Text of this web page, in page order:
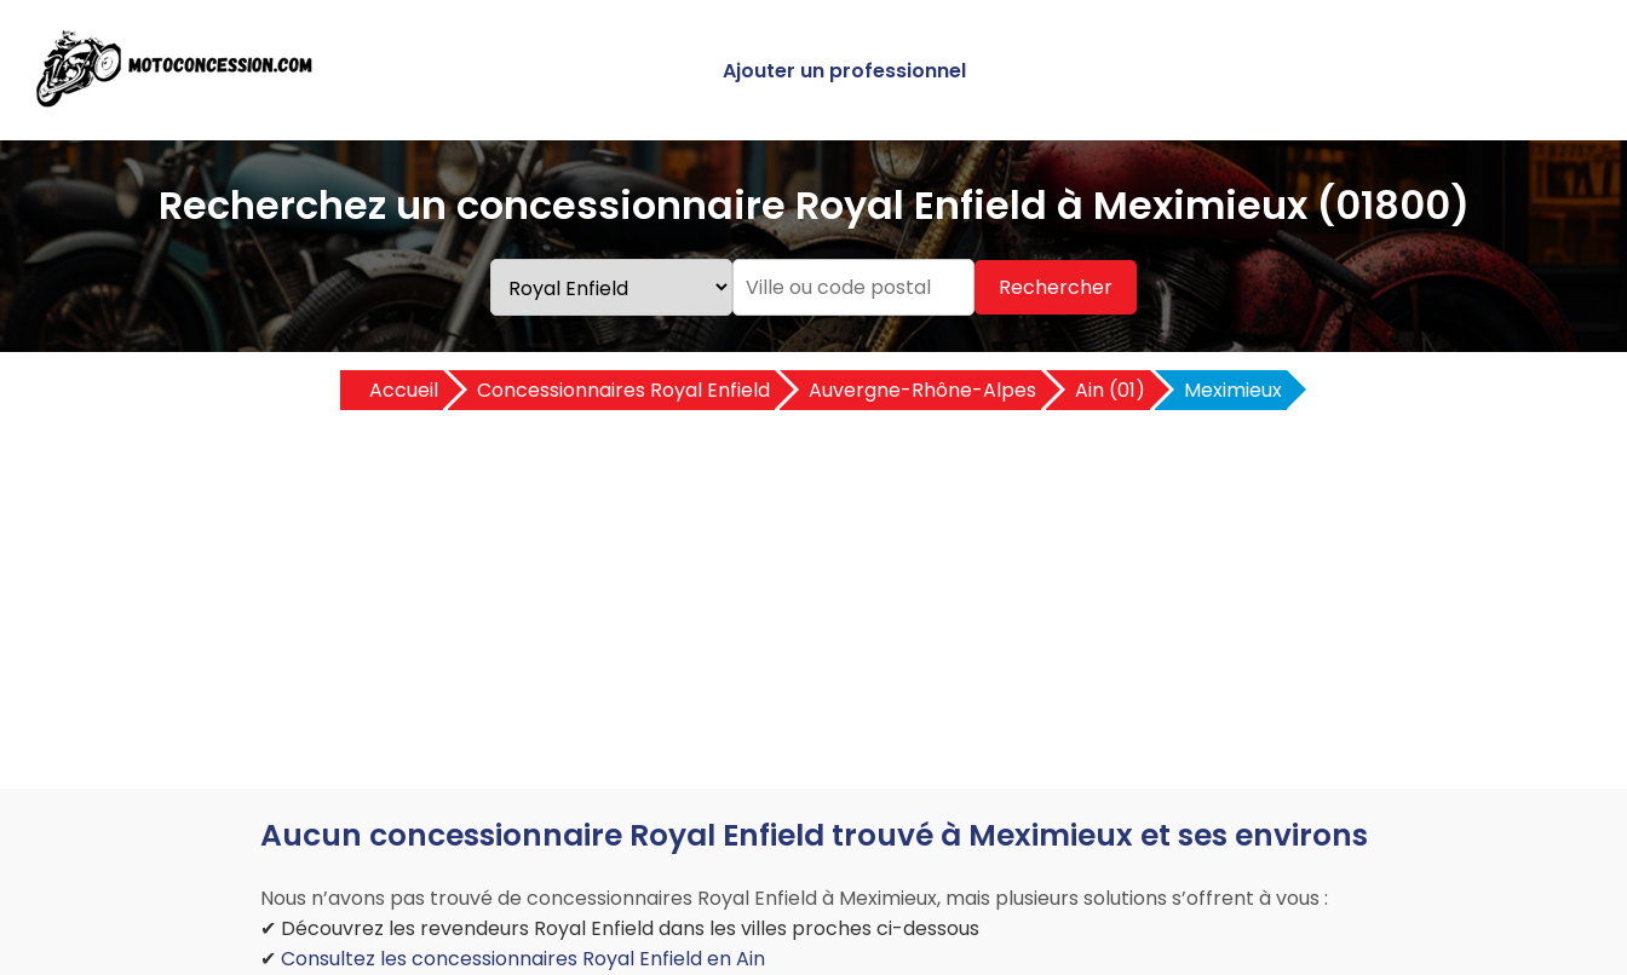
Ajouter un professionnel
Recherchez un concessionnaire Royal Enfield à Meximieux (01800)
Rechercher
Accueil Concessionnaires Royal Enfield Auvergne-Rhône-Alpes Ain (01) Meximieux
Aucun concessionnaire Royal Enfield trouvé à Meximieux et ses environs
Nous n’avons pas trouvé de concessionnaires Royal Enfield à Meximieux, mais plusieurs solutions s’offrent à vous :
✔ Découvrez les revendeurs Royal Enfield dans les villes proches ci-dessous
✔ Consultez les concessionnaires Royal Enfield en Ain